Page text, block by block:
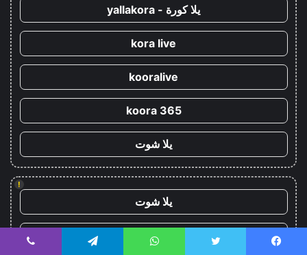
يلا كورة - yallakora
kora live
kooralive
koora 365
يلا شوت
!
يلا شوت
كورة ستار - koora-star